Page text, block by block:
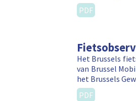
PDF
Het Brussels
van Brussel
het Brussels
PDF